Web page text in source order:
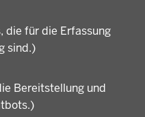
die für die Erfassung
sind.)
Bereitstellung und